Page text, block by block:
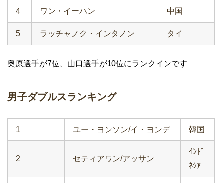
4 ワン・イーハン 中国
5 ラッチャノク・インタノン タイ
奥原選手が7位、山口選手が10位にランクインです
男子ダブルスランキング
1 ユー・ヨンソン/イ・ヨンデ 韓国
2 セティアワン/アッサン
ｲﾝﾄﾞ
ﾈｼｱ